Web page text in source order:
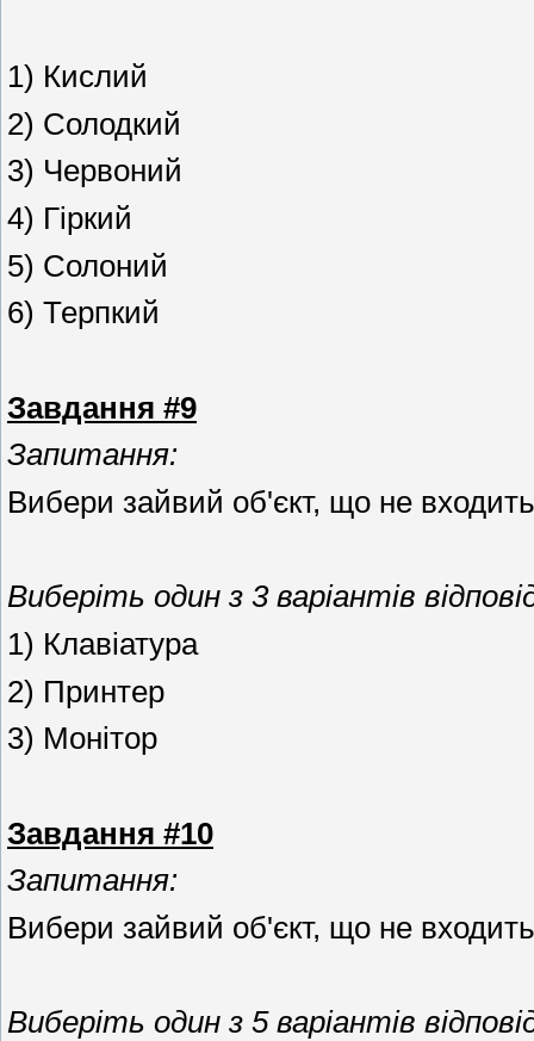
1) Кислий
2) Солодкий
3) Червоний
4) Гіркий
5) Солоний
6) Терпкий
Завдання #9
Запитання:
Вибери зайвий об'єкт, що не
Виберіть один з 3 варіантів
1) Клавіатура
2) Принтер
3) Монітор
Завдання #10
Запитання:
Вибери зайвий об'єкт, що не
Виберіть один з 5 варіантів